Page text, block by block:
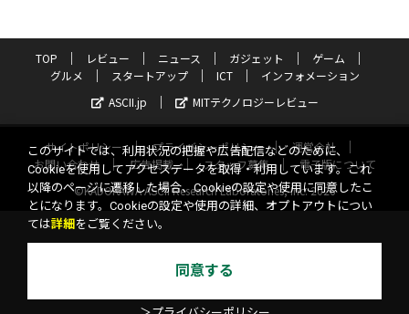
TOP レビュー ニュース ガジェット
ゲーム
グルメ
スタートアップ ICT
インフォメーション
ASCII.jp
MITテクノロジーレビュー
サイトポリシー プライバシーポリシー
運営会社
お問い合わせ
広告掲載 スタッフ募集
電子版について
©KADOKAWA ASCII Research Laboratories, Inc. 2026
このサイトでは、利用状況の把握や広告配信などのために、
Cookieを使用してアクセスデータを取得・利用しています。これ
以降のページに遷移した場合、Cookieの設定や使用に同意したこ
とになります。Cookieの設定や使用の詳細、オプトアウトについ
ては詳細 をご覧ください。
同意する